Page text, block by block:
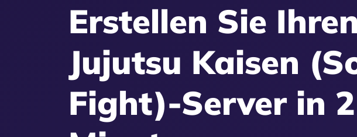
Erstellen Sie Ihren
Jujutsu Kaisen
Fight)-Server in 2